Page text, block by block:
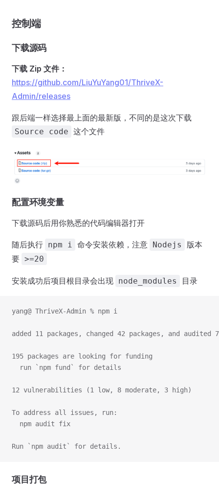
控制端
下载源码
下载 Zip 文件：
https://github.com/LiuYuYang01/ThriveX-
Admin/releases
跟后端一样选择最上面的最新版，不同的是这次下载
Source code 这个文件
配置环境变量
下载源码后用你熟悉的代码编辑器打开
随后执行 npm i 命令安装依赖，注意 Nodejs
版本
要 >=20
安装成功后项目根目录会出现 node_modules 目录
yang@ ThriveX-Admin % npm i
added 11 packages, changed 42 packages, and audited
195 packages are looking for funding
  run `npm fund` for details
12 vulnerabilities (1 low, 8 moderate, 3 high)
To address all issues, run:
  npm audit fix
Run `npm audit` for details.
项目打包